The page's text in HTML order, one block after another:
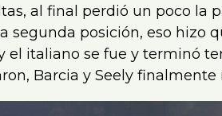
al final perdió un poco la
segunda posición, eso hizo
el italiano se fue y terminó
Barcia y Seely finalmente